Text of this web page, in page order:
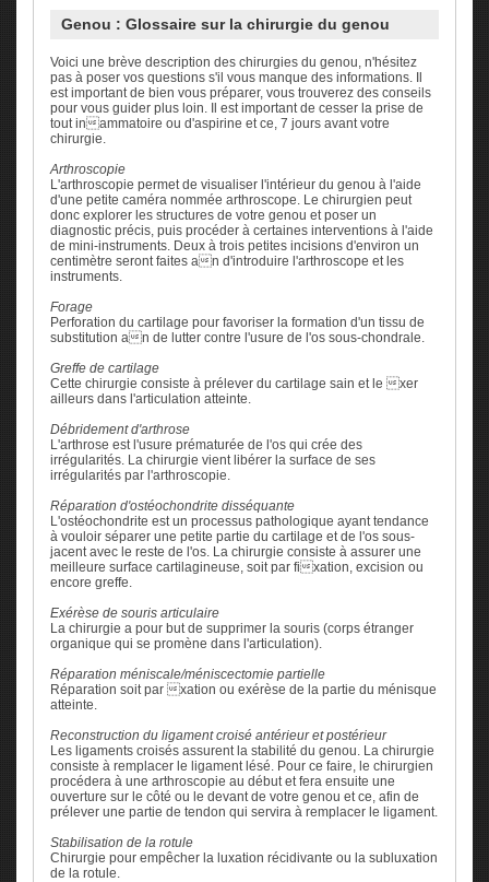
Genou : Glossaire sur la chirurgie du genou
Voici une brève description des chirurgies du genou, n'hésitez
pas à poser vos questions s'il vous manque des informations. Il
est important de bien vous préparer, vous trouverez des conseils
pour vous guider plus loin. Il est important de cesser la prise de
tout inammatoire ou d'aspirine et ce, 7 jours avant votre
chirurgie.
Arthroscopie
L'arthroscopie permet de visualiser l'intérieur du genou à l'aide
d'une petite caméra nommée arthroscope. Le chirurgien peut
donc explorer les structures de votre genou et poser un
diagnostic précis, puis procéder à certaines interventions à l'aide
de mini-instruments. Deux à trois petites incisions d'environ un
centimètre seront faites an d'introduire l'arthroscope et les
instruments.
Forage
Perforation du cartilage pour favoriser la formation d'un tissu de
substitution an de lutter contre l'usure de l'os sous-chondrale.
Greffe de cartilage
Cette chirurgie consiste à prélever du cartilage sain et le xer
ailleurs dans l'articulation atteinte.
Débridement d'arthrose
L'arthrose est l'usure prématurée de l'os qui crée des
irrégularités. La chirurgie vient libérer la surface de ses
irrégularités par l'arthroscopie.
Réparation d'ostéochondrite disséquante
L'ostéochondrite est un processus pathologique ayant tendance
à vouloir séparer une petite partie du cartilage et de l'os sous-
jacent avec le reste de l'os. La chirurgie consiste à assurer une
meilleure surface cartilagineuse, soit par fixation, excision ou
encore greffe.
Exérèse de souris articulaire
La chirurgie a pour but de supprimer la souris (corps étranger
organique qui se promène dans l'articulation).
Réparation méniscale/méniscectomie partielle
Réparation soit par xation ou exérèse de la partie du ménisque
atteinte.
Reconstruction du ligament croisé antérieur et postérieur
Les ligaments croisés assurent la stabilité du genou. La chirurgie
consiste à remplacer le ligament lésé. Pour ce faire, le chirurgien
procédera à une arthroscopie au début et fera ensuite une
ouverture sur le côté ou le devant de votre genou et ce, afin de
prélever une partie de tendon qui servira à remplacer le ligament.
Stabilisation de la rotule
Chirurgie pour empêcher la luxation récidivante ou la subluxation
de la rotule.